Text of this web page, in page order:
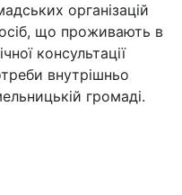
організацій
що проживають в
консультації
внутрішньо
громаді.